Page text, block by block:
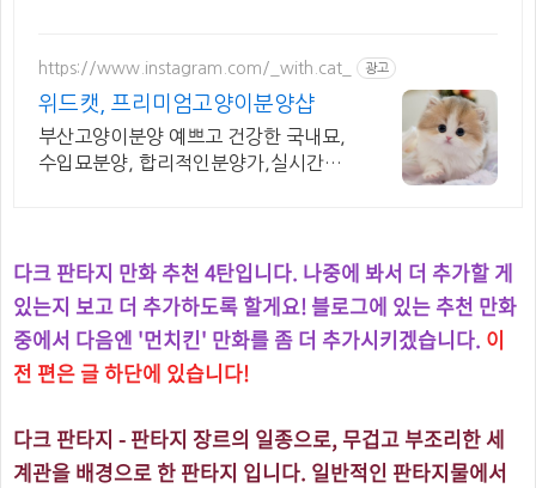
https://www.instagram.com/_with.cat_ 광고
위드캣, 프리미엄고양이분양샵
부산고양이분양 예쁘고 건강한 국내묘,
수입묘분양, 합리적인분양가,실시간영
다크 판타지 만화 추천 4탄입니다. 나중에 봐서 더 추가할 게
있는지 보고 더 추가하도록 할게요! 블로그에 있는 추천 만화
중에서 다음엔 '먼치킨' 만화를 좀 더 추가시키겠습니다. 이
전 편은 글 하단에 있습니다!
다크 판타지 - 판타지 장르의 일종으로, 무겁고 부조리한 세
계관을 배경으로 한 판타지 입니다. 일반적인 판타지물에서